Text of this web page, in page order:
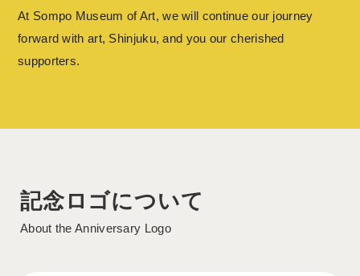
At Sompo Museum of Art, we will continue our journey
forward with art, Shinjuku, and you our cherished
supporters.
記念ロゴについて
About the Anniversary Logo